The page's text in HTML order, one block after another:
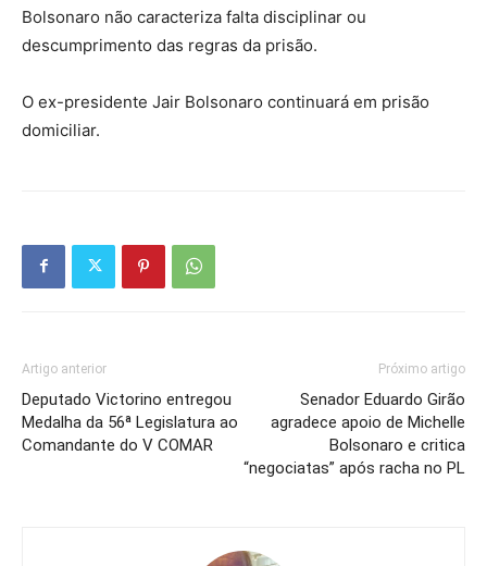
Bolsonaro não caracteriza falta disciplinar ou
descumprimento das regras da prisão.
O ex-presidente Jair Bolsonaro continuará em prisão
domiciliar.
Artigo anterior
Deputado Victorino entregou
Medalha da 56ª Legislatura ao
Comandante do V COMAR
Próximo artigo
Senador Eduardo Girão
agradece apoio de Michelle
Bolsonaro e critica
“negociatas” após racha no PL